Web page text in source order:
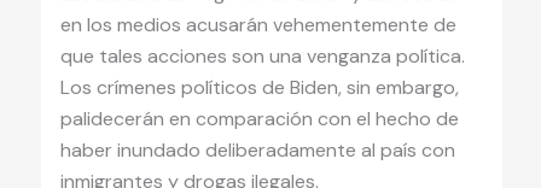
en los medios acusarán vehementemente de
que tales acciones son una venganza política.
Los crímenes políticos de Biden, sin embargo,
palidecerán en comparación con el hecho de
haber inundado deliberadamente al país con
inmigrantes y drogas ilegales.